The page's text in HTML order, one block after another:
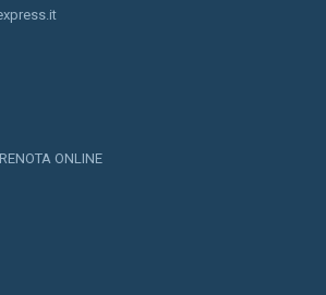
ONLINE